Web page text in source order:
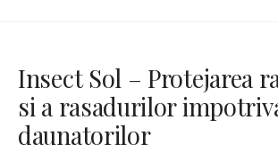
Insect Sol – Protejarea
si a rasadurilor
daunatorilor